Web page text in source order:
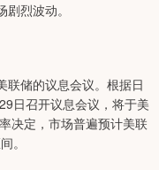
烈波动。
联储的议息会议。根据日
日召开议息会议，将于美
决定，市场普遍预计美联
。